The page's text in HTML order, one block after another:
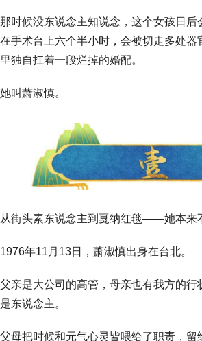
那时候没东说念主知说念，这个女孩日后
在手术台上六个半小时，会被切走多处器
里独自扛着一段烂掉的婚配。
她叫萧淑慎。
从街头素东说念主到戛纳红毯——她本来
1976年11月13日，萧淑慎出身在台北。
父亲是大公司的高管，母亲也有我方的行
是东说念主。
父母把时候和元气心灵皆喂给了职责，留